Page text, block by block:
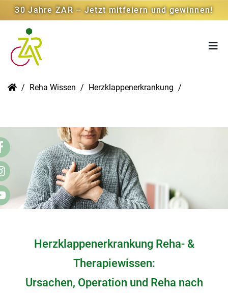
30 Jahre ZAR – Jetzt mitfeiern und gewinnen!
Reha Wissen Herzklappenerkrankung
Herzklappenerkrankung Reha- &
Therapiewissen:
Ursachen, Operation und Reha nach